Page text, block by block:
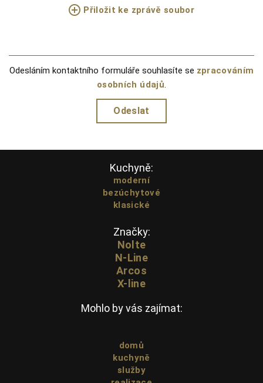
Přiložit ke zprávě soubor
Odesláním kontaktního formuláře souhlasíte se zpracováním
osobních údajů
Kuchyně:
moderní
bezúchytové
klasické
Značky:
Nolte
N-Line
Arcos
X-line
Mohlo by vás zajímat:
domů
kuchyně
služby